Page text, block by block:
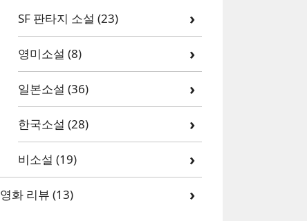
SF 판타지 소설 (23)
영미소설 (8)
일본소설 (36)
한국소설 (28)
비소설 (19)
영화 리뷰 (13)